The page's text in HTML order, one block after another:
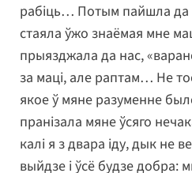
рабіць… Потым пайшла да
стаяла ўжо знаёмая мне
прыязджала да нас,
за маці, але раптам… Не
якое ў мяне разуменне
пранізала мяне ўсяго
калі я з двара іду, дык не
выйдзе і ўсё будзе добра: